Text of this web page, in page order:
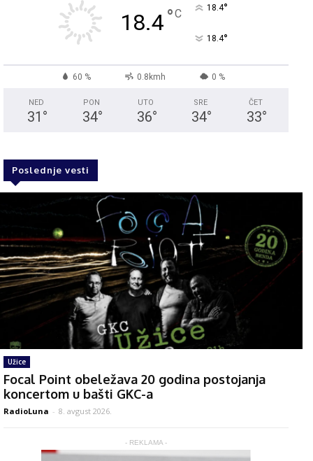
18.4°C 18.4°
18.4°
60 % 0.8kmh 0 %
NED
31 °
PON
34°
UTO
36°
SRE
34°
ČET
33°
Poslednje vesti
Užice
Focal Point obeležava 20 godina postojanja
koncertom u bašti GKC-a
RadioLuna - 8. avgust 2026.
- REKLAMA -